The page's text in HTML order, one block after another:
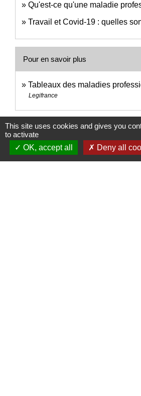
Qu'est-ce qu'une maladie
Travail et Covid-19 : quelles
Pour en savoir plus
Tableaux des maladies
Legifrance
Signaler une
This site uses cookies and gives you
to activate
OK, accept all
Deny all